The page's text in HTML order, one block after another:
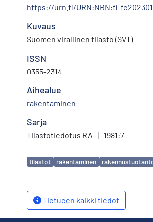
https://urn.fi/URN:NBN:fi-
Kuvaus
Suomen virallinen tilasto (SVT)
ISSN
0355-2314
Aihealue
rakentaminen
Sarja
Tilastotiedotus RA | 1981:7
Avainsanat
tilastot rakentaminen
Tietueen kaikki tiedot